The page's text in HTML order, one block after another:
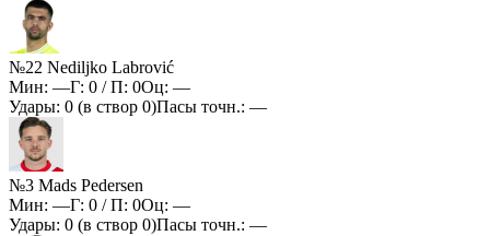
№22 Nediljko Labrović
Мин: —Г: 0 / П: 0Оц: —
Удары: 0 (в створ 0)Пасы точн.: —
№3 Mads Pedersen
Мин: —Г: 0 / П: 0Оц: —
Удары: 0 (в створ 0)Пасы точн.: —